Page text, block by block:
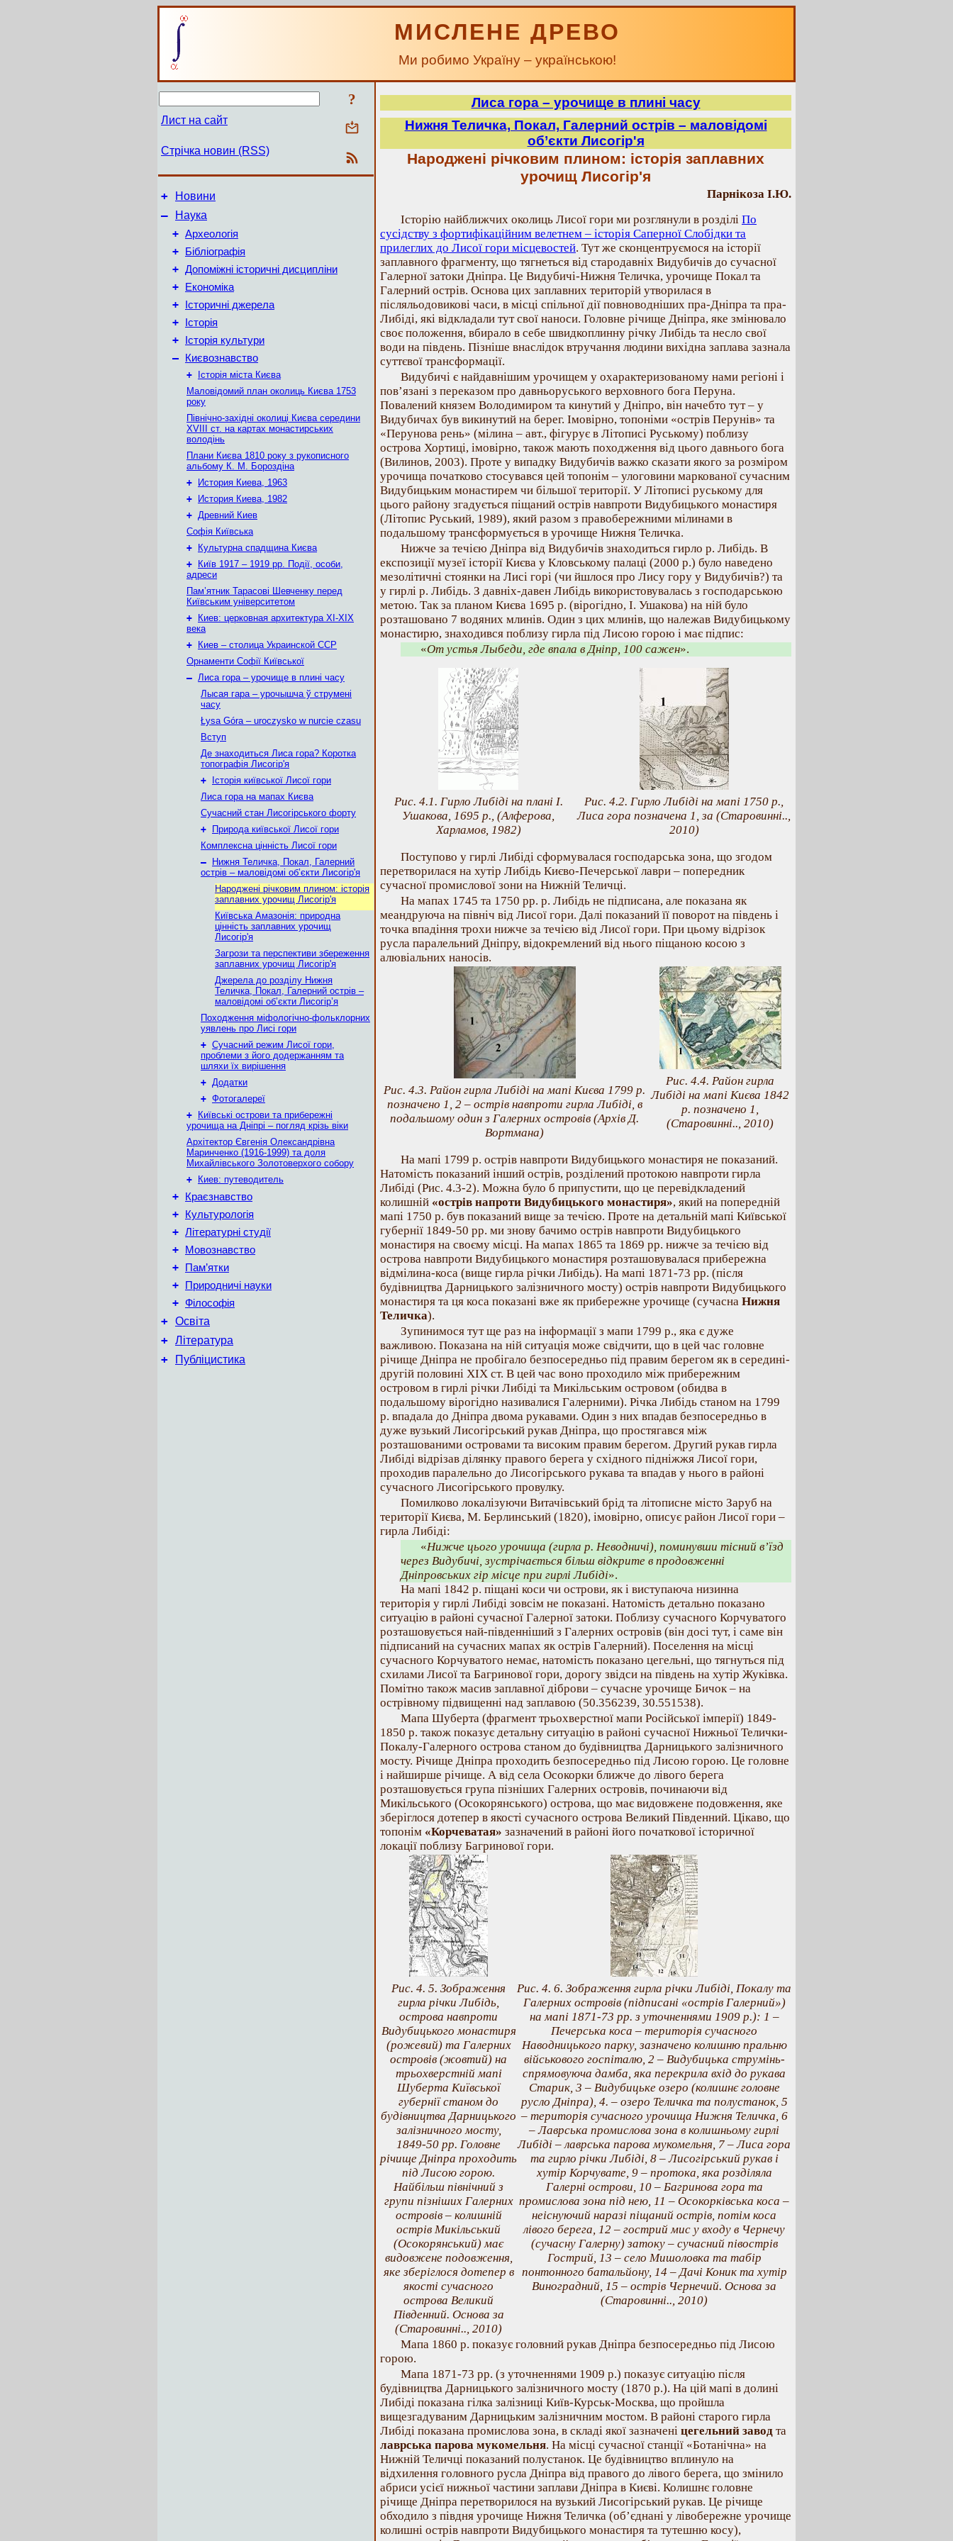
МИСЛЕНЕ ДРЕВО
Ми робимо Україну – українською!
?
Лист на сайт
Стрічка новин (RSS)
+ Новини
–
Наука
+ Археологія
+ Бібліографія
+ Допоміжні історичні дисципліни
+ Економіка
+ Історичні джерела
+ Історія
+ Історія культури
– Києвознавство
+
Історія міста Києва
Маловідомий план околиць Києва 1753
року
Північно-західні околиці Києва середини
XVIII ст. на картах монастирських
володінь
Плани Києва 1810 року з рукописного
альбому К. М. Бороздіна
+
История Киева, 1963
+
История Киева, 1982
+ Древний Киев
Софія Київська
+
Культурна спадщина Києва
+
Київ 1917 – 1919 рр. Події, особи,
адреси
Пам’ятник Тарасові Шевченку перед
Київським університетом
+
Киев: церковная архитектура XI-XIX
века
+
Киев – столица Украинской ССР
Орнаменти Софії Київської
– Лиса гора – урочище в плині часу
Лысая гара – урочышча ў струмені
часу
Łysa Góra – uroczysko w nurcie czasu
Вступ
Де знаходиться Лиса гора? Коротка
топографія Лисогір'я
+
Історія київської Лисої гори
Лиса гора на мапах Києва
Сучасний стан Лисогірського форту
+
Природа київської Лисої гори
Комплексна цінність Лисої гори
–
Нижня Теличка, Покал, Галерний
острів – маловідомі об’єкти Лисогір'я
Народжені річковим плином: історія
заплавних урочищ Лисогір'я
Київська Амазонія: природна
цінність заплавних урочищ
Лисогір'я
Загрози та перспективи збереження
заплавних урочищ Лисогір'я
Джерела до розділу Нижня
Теличка, Покал, Галерний острів –
маловідомі об’єкти Лисогір’я
Походження міфологічно-фольклорних
уявлень про Лисі гори
+ Сучасний режим Лисої гори,
проблеми з його додержанням та
шляхи їх вирішення
+ Додатки
+ Фотогалереї
+
Київські острови та прибережні
урочища на Дніпрі – погляд крізь віки
Архітектор Євгенія Олександрівна
Маринченко (1916-1999) та доля
Михайлівського Золотоверхого собору
+
Киев: путеводитель
+ Краєзнавство
+ Культурологія
+ Літературні студії
+ Мовознавство
+ Пам’ятки
+ Природничі науки
+ Філософія
+ Освіта
+ Література
+ Публіцистика
Лиса гора – урочище в плині часу
Нижня Теличка, Покал, Галерний острів – маловідомі
об’єкти Лисогір'я
Народжені річковим плином: історія заплавних
урочищ Лисогір'я
Парнікоза І.Ю.
Історію найближчих околиць Лисої гори ми розглянули в розділі По
сусідству з фортифікаційним велетнем – історія Саперної Слобідки та
прилеглих до Лисої гори місцевостей. Тут же сконцентруємося на історії
заплавного фрагменту, що тягнеться від стародавніх Видубичів до сучасної
Галерної затоки Дніпра. Це Видубичі-Нижня Теличка, урочище Покал та
Галерний острів. Основа цих заплавних територій утворилася в
післяльодовикові часи, в місці спільної дії повноводніших пра-Дніпра та пра-
Либіді, які відкладали тут свої наноси. Головне річище Дніпра, яке змінювало
своє положення, вбирало в себе швидкоплинну річку Либідь та несло свої
води на південь. Пізніше внаслідок втручання людини вихідна заплава зазнала
суттєвої трансформації.
Видубичі є найдавнішим урочищем у охарактеризованому нами регіоні і
пов’язані з переказом про давньоруського верховного бога Перуна.
Повалений князем Володимиром та кинутий у Дніпро, він начебто тут – у
Видубичах був викинутий на берег. Імовірно, топоніми «острів Перунів» та
«Перунова рень» (мілина – авт., фігурує в Літописі Руському) поблизу
острова Хортиці, імовірно, також мають походження від цього давнього бога
(Вилинов, 2003). Проте у випадку Видубичів важко сказати якого за розміром
урочища початково стосувався цей топонім – улоговини маркованої сучасним
Видубицьким монастирем чи більшої території. У Літописі руському для
цього району згадується піщаний острів навпроти Видубицького монастиря
(Літопис Руський, 1989), який разом з правобережними мілинами в
подальшому трансформується в урочище Нижня Теличка.
Нижче за течією Дніпра від Видубичів знаходиться гирло р. Либідь. В
експозиції музеї історії Києва у Кловському палаці (2000 р.) було наведено
мезолітичні стоянки на Лисі горі (чи йшлося про Лису гору у Видубичів?) та
у гирлі р. Либідь. З давніх-давен Либідь використовувалась з господарською
метою. Так за планом Києва 1695 р. (вірогідно, І. Ушакова) на ній було
розташовано 7 водяних млинів. Один з цих млинів, що належав Видубицькому
монастирю, знаходився поблизу гирла під Лисою горою і має підпис:
«От устья Лыбеди, где впала в Дніпр, 100 сажен».
Рис. 4.1. Гирло Либіді на плані І.
Ушакова, 1695 р., (Алферова,
Харламов, 1982)
Рис. 4.2. Гирло Либіді на мапі 1750 р.,
Лиса гора позначена 1, за (Старовинні..,
2010)
Поступово у гирлі Либіді сформувалася господарська зона, що згодом
перетворилася на хутір Либідь Києво-Печерської лаври – попередник
сучасної промислової зони на Нижній Теличці.
На мапах 1745 та 1750 рр. р. Либідь не підписана, але показана як
меандруюча на північ від Лисої гори. Далі показаний її поворот на південь і
точка впадіння трохи нижче за течією від Лисої гори. При цьому відрізок
русла паралельний Дніпру, відокремлений від нього піщаною косою з
алювіальних наносів.
Рис. 4.3. Район гирла Либіді на мапі Києва 1799 р.
позначено 1, 2 – острів навпроти гирла Либіді, в
подальшому один з Галерних островів (Архів Д.
Вортмана)
Рис. 4.4. Район гирла
Либіді на мапі Києва 1842
р. позначено 1,
(Старовинні.., 2010)
На мапі 1799 р. острів навпроти Видубицького монастиря не показаний.
Натомість показаний інший острів, розділений протокою навпроти гирла
Либіді (Рис. 4.3-2). Можна було б припустити, що це перевідкладений
колишній «острів напроти Видубицького монастиря», який на попередній
мапі 1750 р. був показаний вище за течією. Проте на детальній мапі Київської
губернії 1849-50 рр. ми знову бачимо острів навпроти Видубицького
монастиря на своєму місці. На мапах 1865 та 1869 рр. нижче за течією від
острова навпроти Видубицького монастиря розташовувалася прибережна
відмілина-коса (вище гирла річки Либідь). На мапі 1871-73 рр. (після
будівництва Дарницького залізничного мосту) острів навпроти Видубицького
монастиря та ця коса показані вже як прибережне урочище (сучасна Нижня
Теличка).
Зупинимося тут ще раз на інформації з мапи 1799 р., яка є дуже
важливою. Показана на ній ситуація може свідчити, що в цей час головне
річище Дніпра не пробігало безпосередньо під правим берегом як в середині-
другій половині ХІХ ст. В цей час воно проходило між прибережним
островом в гирлі річки Либіді та Микільським островом (обидва в
подальшому вірогідно називалися Галерними). Річка Либідь станом на 1799
р. впадала до Дніпра двома рукавами. Один з них впадав безпосередньо в
дуже вузький Лисогірський рукав Дніпра, що простягався між
розташованими островами та високим правим берегом. Другий рукав гирла
Либіді відрізав ділянку правого берега у східного підніжжя Лисої гори,
проходив паралельно до Лисогірського рукава та впадав у нього в районі
сучасного Лисогірського провулку.
Помилково локалізуючи Витачівський брід та літописне місто Заруб на
території Києва, М. Берлинський (1820), імовірно, описує район Лисої гори –
гирла Либіді:
«Нижче цього урочища (гирла р. Неводничі), поминувши тісний в’їзд
через Видубичі, зустрічається більш відкрите в продовженні
Дніпровських гір місце при гирлі Либіді».
На мапі 1842 р. піщані коси чи острови, як і виступаюча низинна
територія у гирлі Либіді зовсім не показані. Натомість детально показано
ситуацію в районі сучасної Галерної затоки. Поблизу сучасного Корчуватого
розташовується най-південніший з Галерних островів (він досі тут, і саме він
підписаний на сучасних мапах як острів Галерний). Поселення на місці
сучасного Корчуватого немає, натомість показано цегельні, що тягнуться під
схилами Лисої та Багринової гори, дорогу звідси на південь на хутір Жуківка.
Помітно також масив заплавної діброви – сучасне урочище Бичок – на
острівному підвищенні над заплавою (50.356239, 30.551538).
Мапа Шуберта (фрагмент трьохверстної мапи Російської імперії) 1849-
1850 р. також показує детальну ситуацію в районі сучасної Нижньої Телички-
Покалу-Галерного острова станом до будівництва Дарницького залізничного
мосту. Річище Дніпра проходить безпосередньо під Лисою горою. Це головне
і найширше річище. А від села Осокорки ближче до лівого берега
розташовується група пізніших Галерних островів, починаючи від
Микільського (Осокорянського) острова, що має видовжене подовження, яке
зберіглося дотепер в якості сучасного острова Великий Південний. Цікаво, що
топонім «Корчеватая» зазначений в районі його початкової історичної
локації поблизу Багринової гори.
Рис. 4. 5. Зображення
гирла річки Либідь,
оcтрова навпроти
Видубицького монастиря
(рожевий) та Галерних
островів (жовтий) на
трьохверстній мапі
Шуберта Київської
губернії станом до
будівництва Дарницького
залізничного мосту,
1849-50 рр. Головне
річище Дніпра проходить
під Лисою горою.
Найбільш північний з
групи пізніших Галерних
островів – колишній
острів Микільський
(Осокорянський) має
видовжене подовження,
яке зберіглося дотепер в
якості сучасного
острова Великий
Південний. Основа за
(Старовинні.., 2010)
Рис. 4. 6. Зображення гирла річки Либіді, Покалу та
Галерних островів (підписані «острів Галерний»)
на мапі 1871-73 рр. з уточненнями 1909 р.): 1 –
Печерська коса – територія сучасного
Наводницького парку, зазначено колишню пральню
військового госпіталю, 2 – Видубицька струмінь-
спрямовуюча дамба, яка перекрила вхід до рукава
Старик, 3 – Видубицьке озеро (колишнє головне
русло Дніпра), 4. – озеро Теличка та полустанок, 5
– територія сучасного урочища Нижня Теличка, 6
– Лаврська промислова зона в колишньому гирлі
Либіді – лаврська парова мукомельня, 7 – Лиса гора
та гирло річки Либіді, 8 – Лисогірський рукав і
хутір Корчувате, 9 – протока, яка розділяла
Галерні острови, 10 – Багринова гора та
промислова зона під нею, 11 – Осокорківська коса –
неіснуючий наразі піщаний острів, потім коса
лівого берега, 12 – гострий мис у входу в Чернечу
(сучасну Галерну) затоку – сучасний півострів
Гострий, 13 – село Мишоловка та табір
понтонного батальйону, 14 – Дачі Коник та хутір
Виноградний, 15 – острів Чернечий. Основа за
(Старовинні.., 2010)
Мапа 1860 р. показує головний рукав Дніпра безпосередньо під Лисою
горою.
Мапа 1871-73 рр. (з уточненнями 1909 р.) показує ситуацію після
будівництва Дарницького залізничного мосту (1870 р.). На цій мапі в долині
Либіді показана гілка залізниці Київ-Курськ-Москва, що пройшла
вищезгадуваним Дарницьким залізничним мостом. В районі старого гирла
Либіді показана промислова зона, в складі якої зазначені цегельний завод та
лаврська парова мукомельня. На місці сучасної станції «Ботанічна» на
Нижній Теличці показаний полустанок. Це будівництво вплинуло на
відхилення головного русла Дніпра від правого до лівого берега, що змінило
абриси усієї нижньої частини заплави Дніпра в Києві. Колишнє головне
річище Дніпра перетворилося на вузький Лисогірський рукав. Це річище
обходило з півдня урочище Нижня Теличка (об’єднані у лівобережне урочище
колишні острів навпроти Видубицького монастиря та тутешню косу),